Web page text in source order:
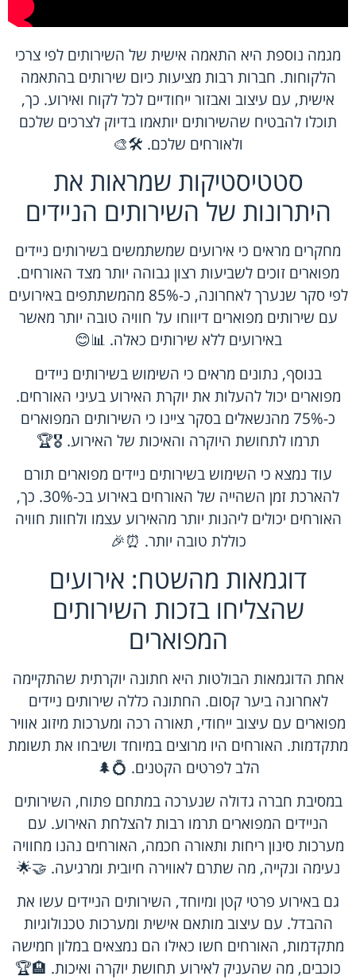
מגמה נוספת היא התאמה אישית של השירותים לפי צרכי
הלקוחות. חברות רבות מציעות כיום שירותים בהתאמה
אישית, עם עיצוב ואבזור ייחודיים לכל לקוח ואירוע. כך,
תוכלו להבטיח שהשירותים יותאמו בדיוק לצרכים שלכם
ולאורחים שלכם. 🛠️🎨
סטטיסטיקות שמראות את
היתרונות של השירותים הניידים
מחקרים מראים כי אירועים שמשתמשים בשירותים ניידים
מפוארים זוכים לשביעות רצון גבוהה יותר מצד האורחים.
לפי סקר שנערך לאחרונה, כ-85% מהמשתתפים באירועים
עם שירותים מפוארים דיווחו על חוויה טובה יותר מאשר
באירועים ללא שירותים כאלה. 📊😊
בנוסף, נתונים מראים כי השימוש בשירותים ניידים
מפוארים יכול להעלות את יוקרת האירוע בעיני האורחים.
כ-75% מהנשאלים בסקר ציינו כי השירותים המפוארים
תרמו לתחושת היוקרה והאיכות של האירוע. 🎖️🏆
עוד נמצא כי השימוש בשירותים ניידים מפוארים תורם
להארכת זמן השהייה של האורחים באירוע בכ-30%. כך,
האורחים יכולים ליהנות יותר מהאירוע עצמו ולחוות חוויה
כוללת טובה יותר. ⏰🎉
דוגמאות מהשטח: אירועים
שהצליחו בזכות השירותים
המפוארים
אחת הדוגמאות הבולטות היא חתונה יוקרתית שהתקיימה
לאחרונה ביער קסום. החתונה כללה שירותים ניידים
מפוארים עם עיצוב ייחודי, תאורה רכה ומערכות מיזוג אוויר
מתקדמות. האורחים היו מרוצים במיוחד ושיבחו את תשומת
הלב לפרטים הקטנים. 💍🌲
במסיבת חברה גדולה שנערכה במתחם פתוח, השירותים
הניידים המפוארים תרמו רבות להצלחת האירוע. עם
מערכות סינון ריחות ותאורה חכמה, האורחים נהנו מחוויה
נעימה ונקייה, מה שתרם לאווירה חיובית ומרגיעה. 🤝🌟
גם באירוע פרטי קטן ומיוחד, השירותים הניידים עשו את
ההבדל. עם עיצוב מותאם אישית ומערכות טכנולוגיות
מתקדמות, האורחים חשו כאילו הם נמצאים במלון חמישה
כוכבים, מה שהעניק לאירוע תחושת יוקרה ואיכות. 🏨🏆